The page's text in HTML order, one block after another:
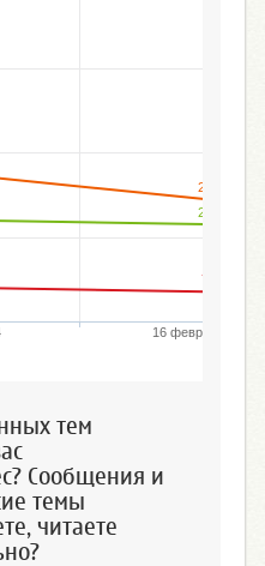
23
29
7
16 февраля 2025
тем
Сообщения и
темы
читаете